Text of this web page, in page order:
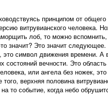
принципом от
витрувианского человека.
лоб, то можно
значит? Это значит
символ движения времени. А
состояний вечности. Это
или ангела без ножек,
верхняя половина
то событие, когда небо